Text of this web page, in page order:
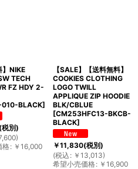
】NIKE
TECH
FZ HDY 2-
BLACK]
税別)
)
格: ￥ 16,000
【SALE】【送料無料】
COOKIES CLOTHING
LOGO TWILL
APPLIQUE ZIP HOODIE
BLK/CBLUE
[CM253HFC13-BKCB-
BLACK]
￥11,830(税別)
(税込 : ￥ 13,013)
希望小売価格: ￥ 16,900